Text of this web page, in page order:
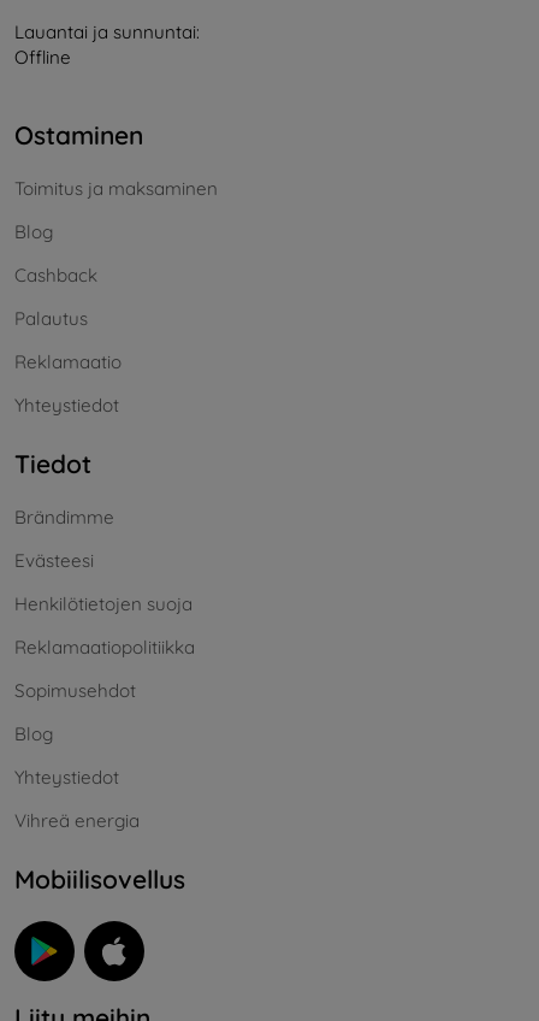
Lauantai ja sunnuntai:
Offline
Ostaminen
Toimitus ja maksaminen
Blog
Cashback
Palautus
Reklamaatio
Yhteystiedot
Tiedot
Brändimme
Evästeesi
Henkilötietojen suoja
Reklamaatiopolitiikka
Sopimusehdot
Blog
Yhteystiedot
Vihreä energia
Mobiilisovellus